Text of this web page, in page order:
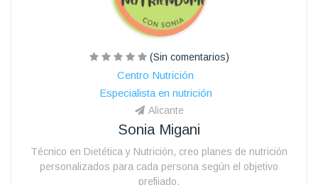
(Sin comentarios)
Centro Nutrición
Especialista en nutrición
Alicante
Sonia Migani
Técnico en Dietética y Nutrición, creo planes de nutrición
personalizados para cada persona según el objetivo
prefijado.